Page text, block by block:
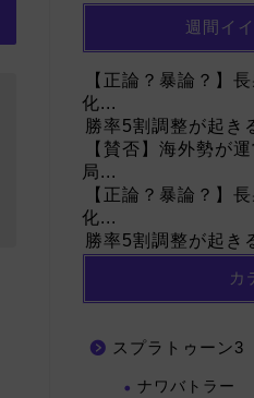
週間イ
【正論？暴論？】
化...
勝率5割調整が起き
【賛否】海外勢が
局...
【正論？暴論？】
化...
勝率5割調整が起き
カ
スプラトゥーン3
ナワバトラー